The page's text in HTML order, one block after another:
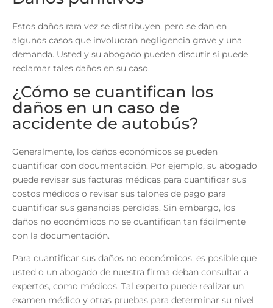
Estos daños rara vez se distribuyen, pero se dan en
algunos casos que involucran negligencia grave y una
demanda. Usted y su abogado pueden discutir si puede
reclamar tales daños en su caso.
¿Cómo se cuantifican los
daños en un caso de
accidente de autobús?
Generalmente, los daños económicos se pueden
cuantificar con documentación. Por ejemplo, su abogado
puede revisar sus facturas médicas para cuantificar sus
costos médicos o revisar sus talones de pago para
cuantificar sus ganancias perdidas. Sin embargo, los
daños no económicos no se cuantifican tan fácilmente
con la documentación.
Para cuantificar sus daños no económicos, es posible que
usted o un abogado de nuestra firma deban consultar a
expertos, como médicos. Tal experto puede realizar un
examen médico y otras pruebas para determinar su nivel